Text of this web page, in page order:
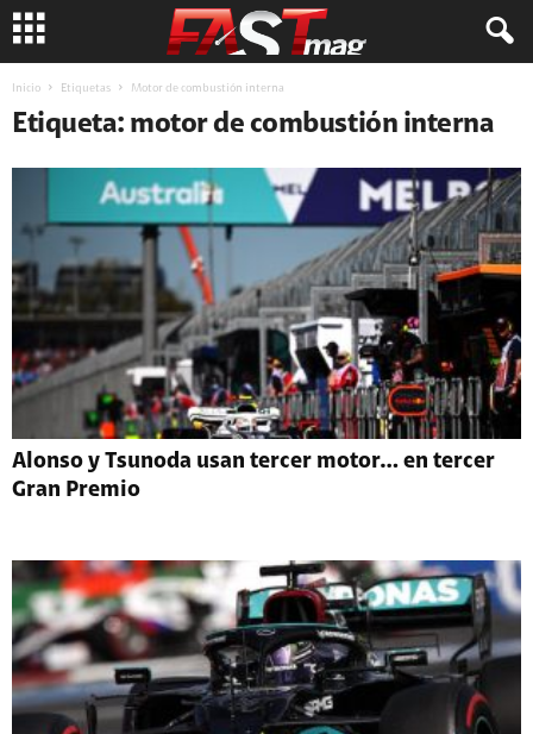
Inicio Etiquetas Motor de combustión interna
Etiqueta: motor de combustión interna
Alonso y Tsunoda usan tercer motor… en tercer
Gran Premio